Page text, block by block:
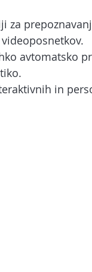
za
avtomatsko
in